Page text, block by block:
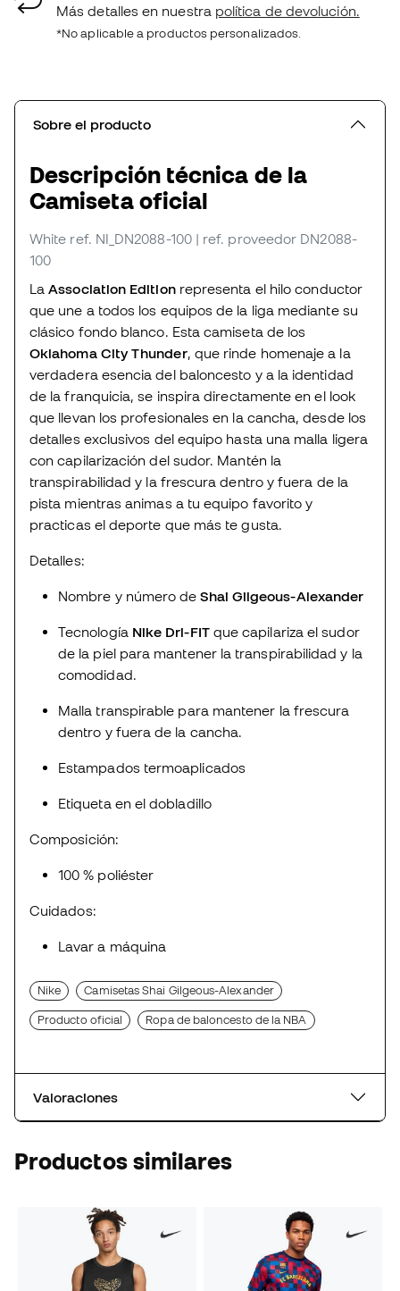
Más detalles en nuestra política de devolución.
*No aplicable a productos personalizados.
Sobre el producto
Descripción técnica de la
Camiseta oficial
White ref. NI_DN2088-100 | ref. proveedor DN2088-
100
LaAssociation Editionrepresenta el hilo conductor
que une a todos los equipos de la liga mediante su
clásico fondo blanco. Esta camiseta de los
Oklahoma City Thunder, que rinde homenaje a la
verdadera esencia del baloncesto y a la identidad
de la franquicia, se inspira directamente en el look
que llevan los profesionales en la cancha, desde los
detalles exclusivos del equipo hasta una malla ligera
con capilarización del sudor. Mantén la
transpirabilidad y la frescura dentro y fuera de la
pista mientras animas a tu equipo favorito y
practicas el deporte que más te gusta.
Detalles:
Nombre y número deShai Gilgeous-Alexander
Tecnología Nike Dri-FITque capilariza el sudor
de la piel para mantener la transpirabilidad y la
comodidad.
Malla transpirable para mantener la frescura
dentro y fuera de la cancha.
Estampados termoaplicados
Etiqueta en el dobladillo
Composición:
100 % poliéster
Cuidados:
Lavar a máquina
Nike Camisetas Shai Gilgeous-Alexander
Producto oficial Ropa de baloncesto de la NBA
Valoraciones
Productos similares